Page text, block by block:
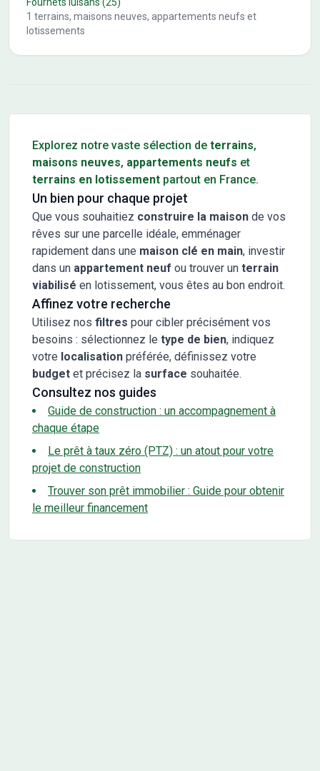
1 terrains, maisons neuves, appartements neufs et
lotissements
Explorez notre vaste sélection de terrains,
maisons neuves, appartements neufs et
terrains en lotissement partout en France.
Un bien pour chaque projet
Que vous souhaitiez construire la maison de vos
rêves sur une parcelle idéale, emménager
rapidement dans une maison clé en main, investir
dans un appartement neuf ou trouver un terrain
viabilisé en lotissement, vous êtes au bon endroit.
Affinez votre recherche
Utilisez nos filtres pour cibler précisément vos
besoins : sélectionnez le type de bien, indiquez
votre localisation préférée, définissez votre
budget et précisez la surface souhaitée.
Consultez nos guides
Guide de construction : un accompagnement à
chaque étape
Le prêt à taux zéro (PTZ) : un atout pour votre
projet de construction
Trouver son prêt immobilier : Guide pour obtenir
le meilleur financement